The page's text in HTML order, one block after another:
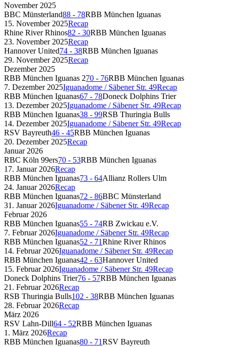
November 2025
BBC Münsterland88 - 78RBB München Iguanas
15. November 2025Recap
Rhine River Rhinos82 - 30RBB München Iguanas
23. November 2025Recap
Hannover United74 - 38RBB München Iguanas
29. November 2025Recap
Dezember 2025
RBB München Iguanas 270 - 76RBB München Iguanas
7. Dezember 2025Iguanadome / Säbener Str. 49Recap
RBB München Iguanas67 - 78Doneck Dolphins Trier
13. Dezember 2025Iguanadome / Säbener Str. 49Recap
RBB München Iguanas38 - 99RSB Thuringia Bulls
14. Dezember 2025Iguanadome / Säbener Str. 49Recap
RSV Bayreuth46 - 45RBB München Iguanas
20. Dezember 2025Recap
Januar 2026
RBC Köln 99ers70 - 53RBB München Iguanas
17. Januar 2026Recap
RBB München Iguanas73 - 64Allianz Rollers Ulm
24. Januar 2026Recap
RBB München Iguanas72 - 86BBC Münsterland
31. Januar 2026Iguanadome / Säbener Str. 49Recap
Februar 2026
RBB München Iguanas55 - 74RB Zwickau e.V.
7. Februar 2026Iguanadome / Säbener Str. 49Recap
RBB München Iguanas52 - 71Rhine River Rhinos
14. Februar 2026Iguanadome / Säbener Str. 49Recap
RBB München Iguanas42 - 63Hannover United
15. Februar 2026Iguanadome / Säbener Str. 49Recap
Doneck Dolphins Trier76 - 57RBB München Iguanas
21. Februar 2026Recap
RSB Thuringia Bulls102 - 38RBB München Iguanas
28. Februar 2026Recap
März 2026
RSV Lahn-Dill64 - 52RBB München Iguanas
1. März 2026Recap
RBB München Iguanas80 - 71RSV Bayreuth